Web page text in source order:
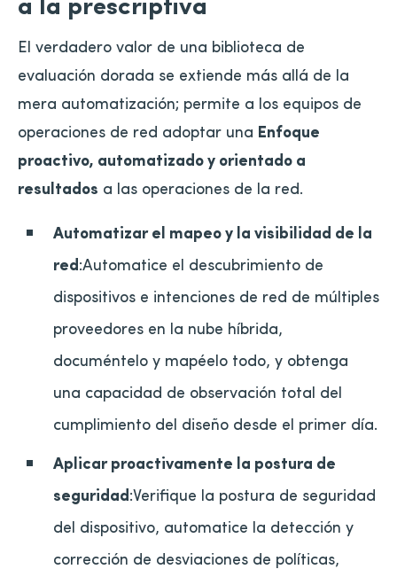
El verdadero valor de una biblioteca de
evaluación dorada se extiende más allá de la
mera automatización; permite a los equipos de
operaciones de red adoptar una Enfoque
proactivo, automatizado y orientado a
resultados a las operaciones de la red.
Automatizar el mapeo y la visibilidad de la
red:Automatice el descubrimiento de
dispositivos e intenciones de red de múltiples
proveedores en la nube híbrida,
documéntelo y mapéelo todo, y obtenga
una capacidad de observación total del
cumplimiento del diseño desde el primer día.
Aplicar proactivamente la postura de
seguridad:Verifique la postura de seguridad
del dispositivo, automatice la detección y
corrección de desviaciones de políticas,